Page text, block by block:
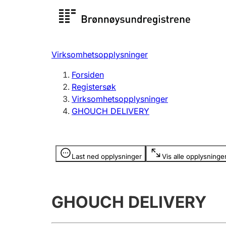
Registersøk
Registrere, endre, slette
Virksomhetsopplysninger
Forsiden
Registersøk
Virksomhetsopplysninger
GHOUCH DELIVERY
Last ned opplysninger Vis alle
Opplysninger er skjult
GHOUCH DELIVERY